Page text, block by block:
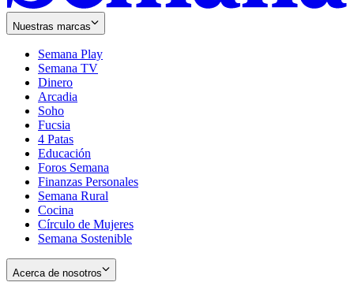
Nuestras marcas
Semana Play
Semana TV
Dinero
Arcadia
Soho
in
new
window
Fucsia
in
new
window
4 Patas
Educación
Foros Semana
Finanzas Personales
Semana Rural
Cocina
Círculo de Mujeres
Semana Sostenible
Acerca de nosotros